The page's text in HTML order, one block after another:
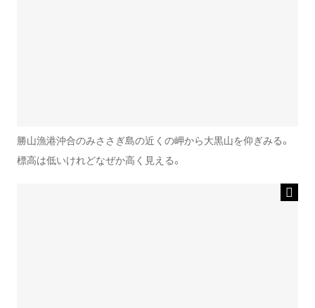
勝山漁港沖合のみささぎ島の近くの岬から大黒山を仰ぎみる。
標高は低いけれどなぜか高く見える。